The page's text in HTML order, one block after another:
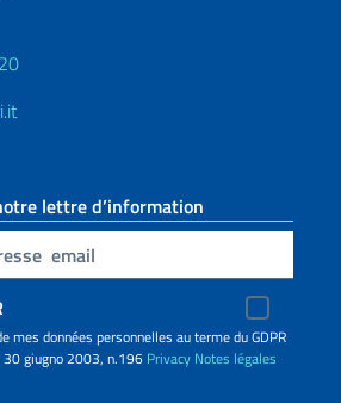
lettre d’information
mes données personnelles au terme du GDPR
giugno 2003, n.196 Privacy Notes légales